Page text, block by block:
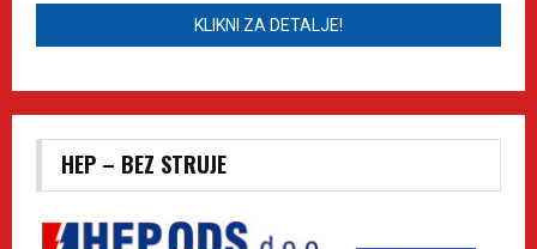
KLIKNI ZA DETALJE!
HEP – BEZ STRUJE